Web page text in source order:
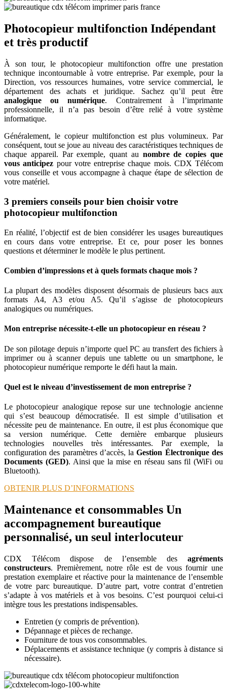
Photocopieur multifonction Indépendant
et très productif
À son tour, le photocopieur multifonction offre une prestation
technique incontournable à votre entreprise. Par exemple, pour la
Direction, vos ressources humaines, votre service commercial, le
département des achats et juridique. Sachez qu’il peut être
analogique ou numérique. Contrairement à l’imprimante
professionnelle, il n’a pas besoin d’être relié à votre système
informatique.
Généralement, le copieur multifonction est plus volumineux. Par
conséquent, tout se joue au niveau des caractéristiques techniques de
chaque appareil. Par exemple, quant au nombre de copies que
vous anticipez pour votre entreprise chaque mois. CDX Télécom
vous conseille et vous accompagne à chaque étape de sélection de
votre matériel.
3 premiers conseils pour bien choisir votre
photocopieur multifonction
En réalité, l’objectif est de bien considérer les usages bureautiques
en cours dans votre entreprise. Et ce, pour poser les bonnes
questions et déterminer le modèle le plus pertinent.
Combien d’impressions et à quels formats chaque mois ?
La plupart des modèles disposent désormais de plusieurs bacs aux
formats A4, A3 et/ou A5. Qu’il s’agisse de photocopieurs
analogiques ou numériques.
Mon entreprise nécessite-t-elle un photocopieur en réseau ?
De son pilotage depuis n’importe quel PC au transfert des fichiers à
imprimer ou à scanner depuis une tablette ou un smartphone, le
photocopieur numérique remporte le défi haut la main.
Quel est le niveau d’investissement de mon entreprise ?
Le photocopieur analogique repose sur une technologie ancienne
qui s’est beaucoup démocratisée. Il est simple d’utilisation et
nécessite peu de maintenance. En outre, il est plus économique que
sa version numérique. Cette dernière embarque plusieurs
technologies nouvelles très intéressantes. Par exemple, la
configuration des paramètres d’accès, laGestion Électronique des
Documents (GED). Ainsi que la mise en réseau sans fil (WiFi ou
Bluetooth).
OBTENIR PLUS D’INFORMATIONS
Maintenance et consommables Un
accompagnement bureautique
personnalisé, un seul interlocuteur
CDX Télécom dispose de l’ensemble des agréments
constructeurs. Premièrement, notre rôle est de vous fournir une
prestation exemplaire et réactive pour la maintenance de l’ensemble
de votre parc bureautique. D’autre part, votre contrat d’entretien
s’adapte à vos matériels et à vos besoins. C’est pourquoi celui-ci
intègre tous les prestations indispensables.
Entretien (y compris de prévention).
Dépannage et pièces de rechange.
Fourniture de tous vos consommables.
Déplacements et assistance technique (y compris à distance si
nécessaire).